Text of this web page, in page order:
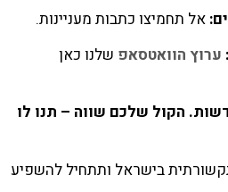
אל תחמיצו כתבות מעניינות.
ערוץ הוואטסאפ שלנו כאן
הקול שלכם שווה – תנו לו
בישראל ותתחיל להשפיע